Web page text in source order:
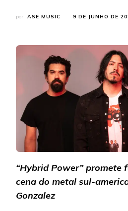
por ASE MUSIC 9 DE JUNHO DE
“Hybrid Power” promete
cena do metal sul-
Gonzalez